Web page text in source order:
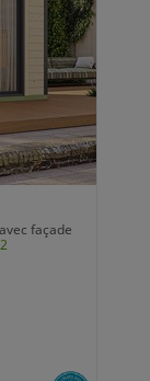
façade